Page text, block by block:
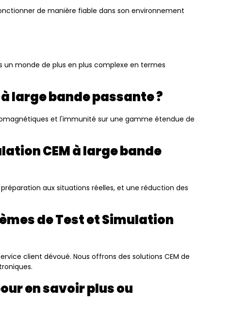
de manière fiable dans son environnement
un monde de plus en plus complexe en termes
large bande passante ?
et l'immunité sur une gamme étendue de
CEM à large bande
aux situations réelles, et une réduction des
de Test et Simulation
client dévoué. Nous offrons des solutions CEM de
en savoir plus ou